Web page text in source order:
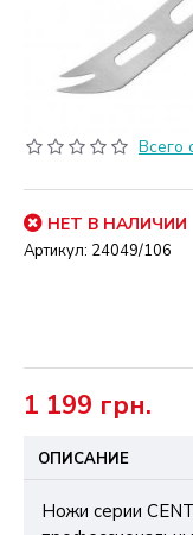
Всего
1 199 грн.
НЕТ В НАЛИЧИИ
Артикул: 24049/106
ОПИСАНИЕ
Ножи серии